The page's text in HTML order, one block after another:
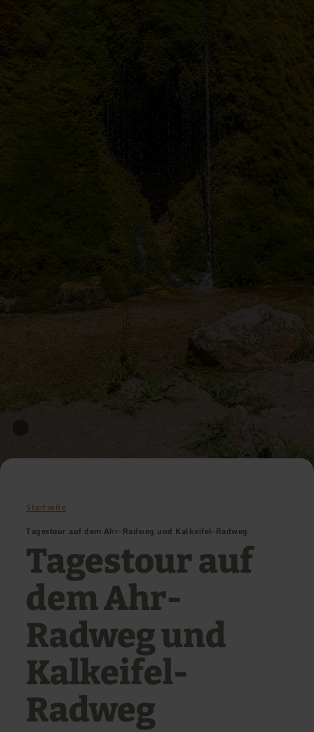
Startseite
Tagestour auf dem Ahr-Radweg und Kalkeifel-Radweg
Tagestour auf
dem Ahr-
Radweg und
Kalkeifel-
Radweg